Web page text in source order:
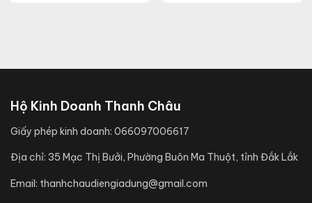
Hộ Kinh Doanh Thanh Châu
Giấy phép kinh doanh: 066097006617
Địa chỉ: 35 Mạc Thị Bưởi, Phường Buôn Ma Thuột, tỉnh Đắk Lắk
Email: thanhchaudiengiadung@gmail.com